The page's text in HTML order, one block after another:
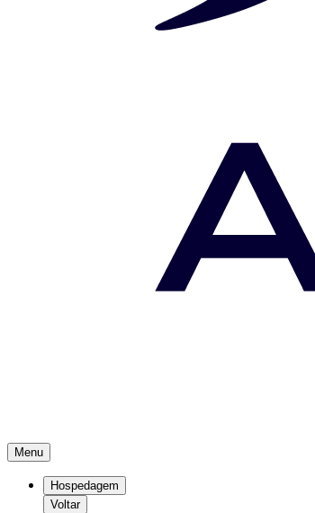
Menu
Hospedagem
Voltar